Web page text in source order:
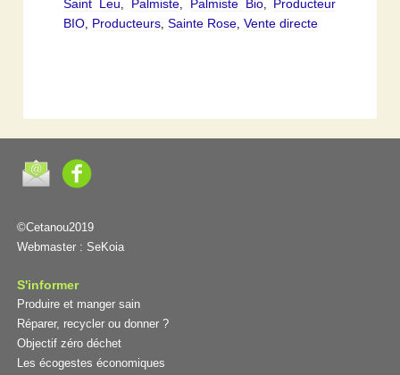
Saint Leu
Palmiste Palmiste Bio, Producteur
BIO Producteurs ,Sainte Rose ,Vente directe
©Cetanou2019
Webmaster : SeKoia
S'informer
Produire et manger sain
Réparer, recycler ou donner ?
Objectif zéro déchet
Les écogestes économiques